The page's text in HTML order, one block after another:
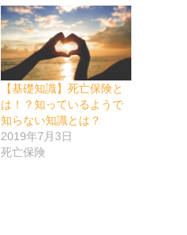
【基礎知識】死亡保険と
は！？知っているようで
知らない知識とは？
2019年7月3日
死亡保険